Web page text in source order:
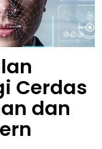
Cerdas
dan